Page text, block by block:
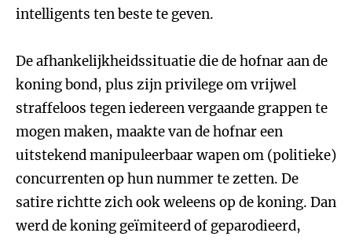
intelligents ten beste te geven.
De afhankelijkheidssituatie die de hofnar aan de
koning bond, plus zijn privilege om vrijwel
straffeloos tegen iedereen vergaande grappen te
mogen maken, maakte van de hofnar een
uitstekend manipuleerbaar wapen om (politieke)
concurrenten op hun nummer te zetten. De
satire richtte zich ook weleens op de koning. Dan
werd de koning geïmiteerd of geparodieerd,